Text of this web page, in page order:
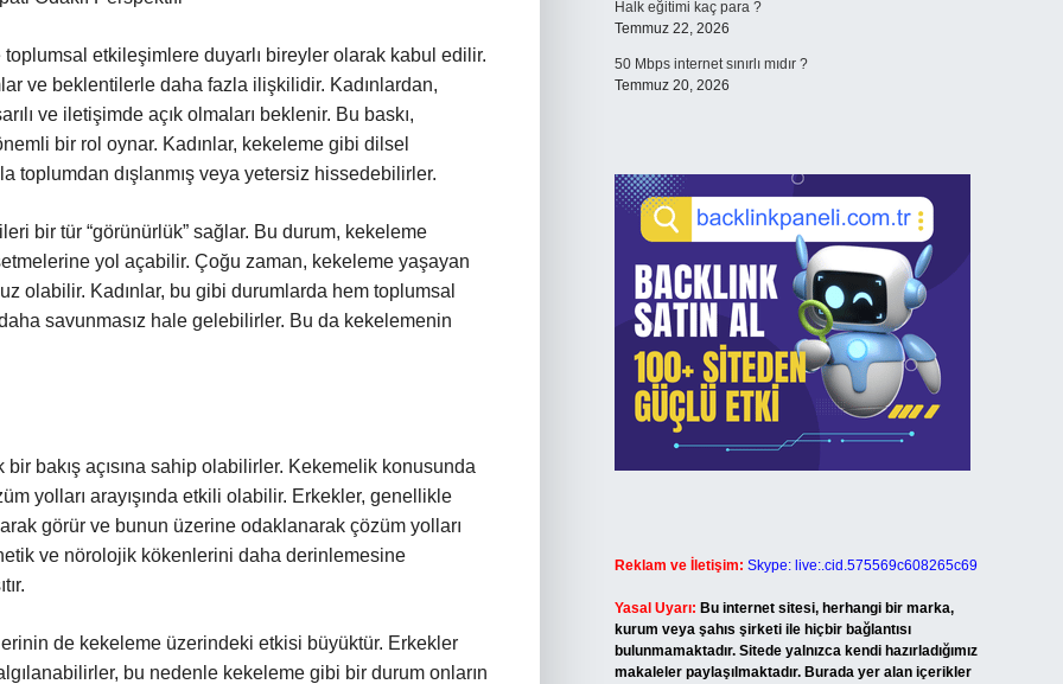
etkileşimlere duyarlı bireyler olarak kabul edilir.
ve beklentilerle daha fazla ilişkilidir. Kadınlardan,
ve iletişimde açık olmaları beklenir. Bu baskı,
bir rol oynar. Kadınlar, kekeleme gibi dilsel
toplumdan dışlanmış veya yetersiz hissedebilirler.
bir tür “görünürlük” sağlar. Bu durum, kekeleme
yol açabilir. Çoğu zaman, kekeleme yaşayan
olabilir. Kadınlar, bu gibi durumlarda hem toplumsal
savunmasız hale gelebilirler. Bu da kekelemenin
bakış açısına sahip olabilirler. Kekemelik konusunda
yolları arayışında etkili olabilir. Erkekler, genellikle
görür ve bunun üzerine odaklanarak çözüm yolları
ve nörolojik kökenlerini daha derinlemesine
de kekeleme üzerindeki etkisi büyüktür. Erkekler
bu nedenle kekeleme gibi bir durum onların
Halk eğitimi kaç para ?
Temmuz 22, 2026
50 Mbps internet sınırlı mıdır ?
Temmuz 20, 2026
Reklam ve İletişim: Skype: live:.cid.575569c608265c69
Yasal Uyarı: Bu internet sitesi, herhangi bir marka,
kurum veya şahıs şirketi ile hiçbir bağlantısı
bulunmamaktadır. Sitede yalnızca kendi hazırladığımız
makaleler paylaşılmaktadır. Burada yer alan içerikler